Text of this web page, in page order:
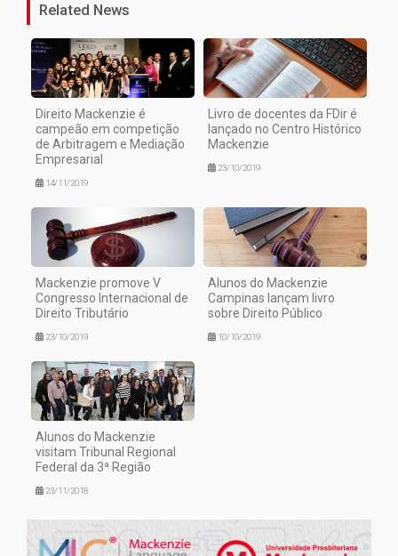
Related News
Direito Mackenzie é
campeão em competição
de Arbitragem e Mediação
Empresarial
14/11/2019
Livro de docentes da FDir é
lançado no Centro Histórico
Mackenzie
23/10/2019
Mackenzie promove V
Congresso Internacional de
Direito Tributário
23/10/2019
Alunos do Mackenzie
Campinas lançam livro
sobre Direito Público
10/10/2019
Alunos do Mackenzie
visitam Tribunal Regional
Federal da 3ª Região
23/11/2018